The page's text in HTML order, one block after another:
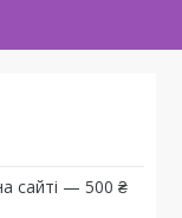
сайті — 500 ₴